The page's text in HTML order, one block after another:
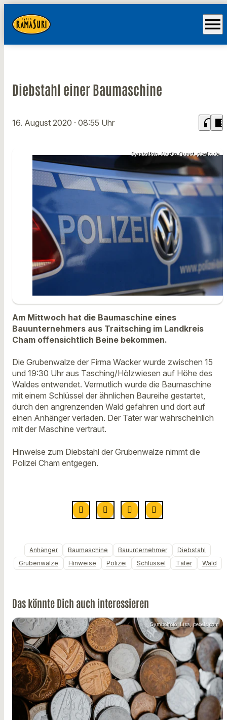
menu
Diebstahl einer Baumaschine
16. August 2020 · 08:55 Uhr headphones chrome_reader_mode
Symbolfoto: Martin Quast, pixelio.de
Am Mittwoch hat die Baumaschine eines
Bauunternehmers aus Traitsching im Landkreis
Cham offensichtlich Beine bekommen.
Die Grubenwalze der Firma Wacker wurde zwischen 15
und 19:30 Uhr aus Tasching/Hölzwiesen auf Höhe des
Waldes entwendet. Vermutlich wurde die Baumaschine
mit einem Schlüssel der ähnlichen Baureihe gestartet,
durch den angrenzenden Wald gefahren und dort auf
einen Anhänger verladen. Der Täter war wahrscheinlich
mit der Maschine vertraut.
Hinweise zum Diebstahl der Grubenwalze nimmt die
Polizei Cham entgegen.
Anhänger Baumaschine Bauunternehmer
Diebstahl
Grubenwalze
Hinweise Polizei Schlüssel Täter Wald
Das könnte Dich auch interessieren
Symbolfoto: Lisa, pexels.com